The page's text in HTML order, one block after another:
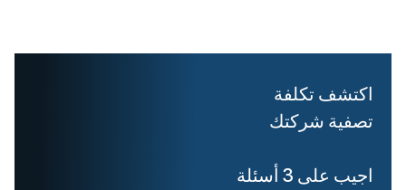
اكتشف تكلفة
تصفية شركتك
اجيب على 3 أسئلة